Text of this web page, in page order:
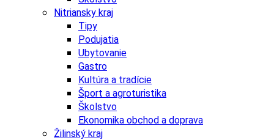
Nitriansky kraj
Tipy
Podujatia
Ubytovanie
Gastro
Kultúra a tradície
Šport a agroturistika
Školstvo
Ekonomika obchod a doprava
Žilinský kraj